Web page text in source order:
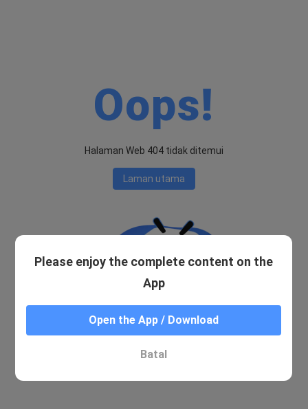
Oops!
Halaman Web 404 tidak ditemui
Laman utama
Please enjoy the complete content on the
App
Open the App / Download
Batal